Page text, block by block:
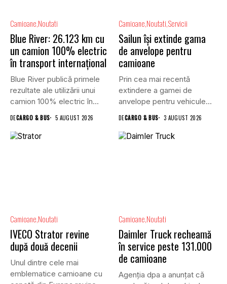
Camioane Noutati
Blue River: 26.123 km cu
un camion 100% electric
în transport internațional
Blue River publică primele
rezultate ale utilizării unui
camion 100% electric în...
DECARGO & BUS 5 AUGUST 2026
Camioane Noutati Servicii
Sailun își extinde gama
de anvelope pentru
camioane
Prin cea mai recentă
extindere a gamei de
anvelope pentru vehicule
DECARGO & BUS 3 AUGUST 2026
Camioane Noutati
IVECO Strator revine
după două decenii
Unul dintre cele mai
emblematice camioane cu
Camioane Noutati
Daimler Truck recheamă
în service peste 131.000
de camioane
Agenția dpa a anunțat că